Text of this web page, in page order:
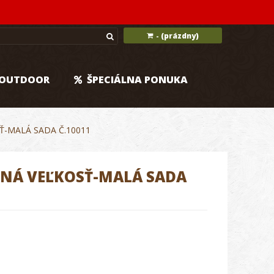
- (prázdny)
ŠPECIÁLNA PONUKA
MALÁ SADA Č.10011
VEĽKOSŤ-MALÁ SADA